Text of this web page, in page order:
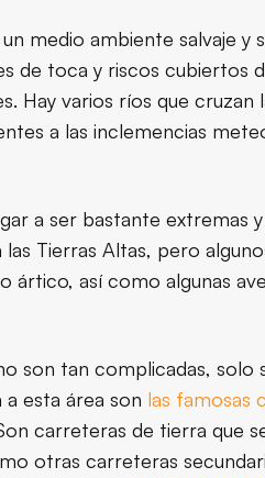
medio ambiente salvaje
de toca y riscos cubiertos
Hay varios ríos que
a las inclemencias
a ser bastante extremas
Tierras Altas, pero
ártico, así como algunas
son tan complicadas, solo
esta área son las famosas
carreteras de tierra que
otras carreteras